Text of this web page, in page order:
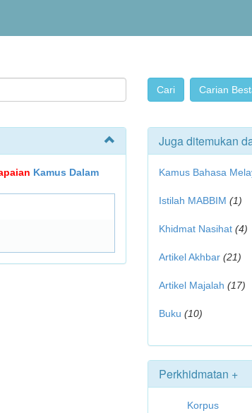
Kamus Dalam
Juga ditemukan
Kamus Bahasa
Istilah MABBIM (1)
Khidmat Nasihat (4)
Artikel Akhbar (21)
Artikel Majalah (17)
Buku (10)
Perkhidmatan +
Korpus